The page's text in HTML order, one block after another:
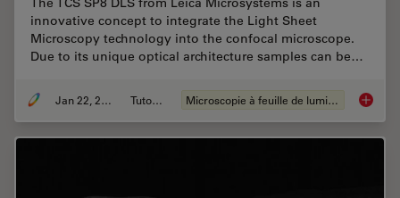
innovative concept to integrate the Light Sheet
Microscopy technology into the confocal microscope.
Due to its unique optical architecture samples can be…
Jan 22, 2019 Tutoriel Microscopie à feuille de lumière Using